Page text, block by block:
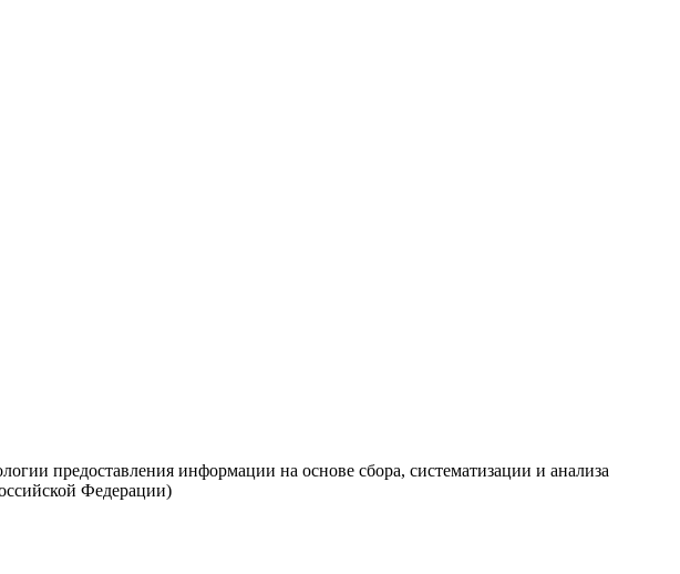
предоставления информации на основе сбора, систематизации и анализа
Федерации)